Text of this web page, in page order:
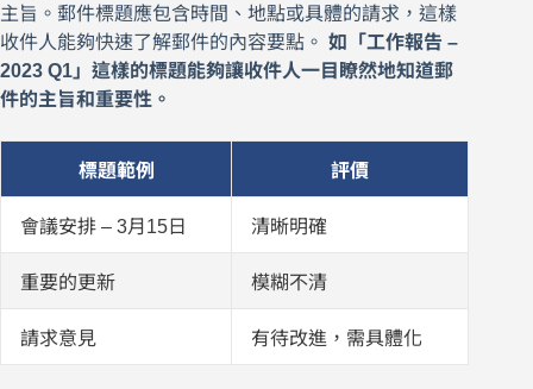
主旨。郵件標題應包含時間、地點或具體的請求，這樣
收件人能夠快速了解郵件的內容要點。 如「工作報告 –
2023 Q1」這樣的標題能夠讓收件人一目瞭然地知道郵
件的主旨和重要性。
標題範例 評價
會議安排 – 3月15日 清晰明確
重要的更新 模糊不清
請求意見 有待改進，需具體化